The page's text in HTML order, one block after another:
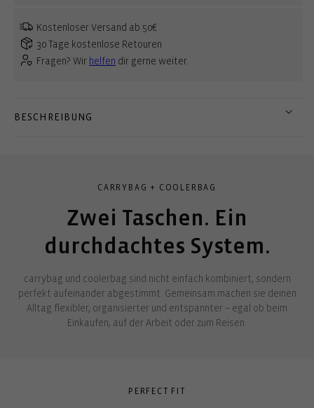
Kostenloser Versand ab 50€
30 Tage kostenlose Retouren
Fragen? Wir helfen dir gerne weiter.
BESCHREIBUNG
CARRYBAG + COOLERBAG
Zwei Taschen. Ein
durchdachtes System.
carrybag und coolerbag sind nicht einfach kombiniert, sondern
perfekt aufeinander abgestimmt. Gemeinsam machen sie deinen
Alltag flexibler, organisierter und entspannter – egal ob beim
Einkaufen, auf der Arbeit oder zum Reisen.
PERFECT FIT